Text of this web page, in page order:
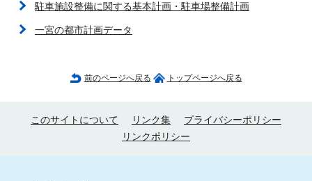
駐車施設整備に関する基本計画・駐車場整備計画
一宮の都市計画データ
前のページへ戻る トップページへ戻る
このサイトについて リンク集
プライバシーポリシー
リンクポリシー